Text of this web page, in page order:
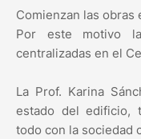
Comienzan las obras
Por este motivo
centralizadas en el
La Prof. Karina
estado del edificio,
todo con la sociedad